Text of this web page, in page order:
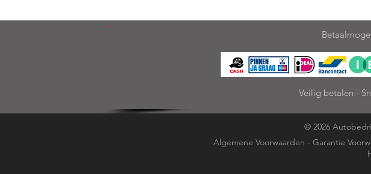
Veilig betalen -
© 2026
Algemene Voorwaarden - Garantie